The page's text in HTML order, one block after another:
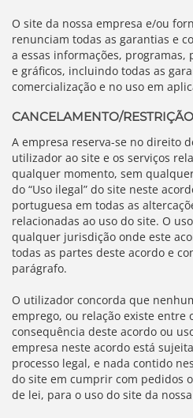
O site da nossa empresa e/ou
renunciam todas as garantias e
a essas informações, programas,
e gráficos, incluindo todas as
comercialização e no uso em
CANCELAMENTO/
A empresa reserva-se no direito
utilizador ao site e os serviços
qualquer momento, sem
do “Uso ilegal” do site neste
portuguesa em todas as
relacionadas ao uso do site. O
qualquer jurisdição onde este
todas as partes deste acordo e
parágrafo.
O utilizador concorda que
emprego, ou relação existe entre
consequência deste acordo ou
empresa neste acordo está
processo legal, e nada contido
do site em cumprir com pedidos
de lei, para o uso do site da